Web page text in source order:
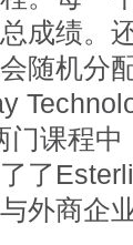
成绩。
随机分
门课程
了
外商企